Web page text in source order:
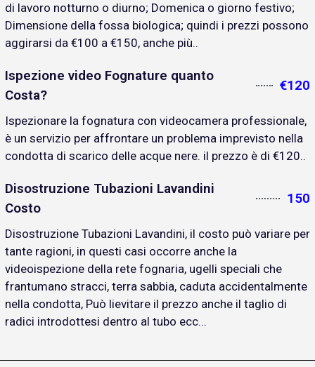
di lavoro notturno o diurno; Domenica o giorno festivo;
Dimensione della fossa biologica; quindi i prezzi possono
aggirarsi da €100 a €150, anche più..
Ispezione video Fognature quanto
Costa?
€120
Ispezionare la fognatura con videocamera professionale,
è un servizio per affrontare un problema imprevisto nella
condotta di scarico delle acque nere. il prezzo è di €120..
Disostruzione Tubazioni Lavandini
Costo
150
Disostruzione Tubazioni Lavandini, il costo può variare per
tante ragioni, in questi casi occorre anche la
videoispezione della rete fognaria, ugelli speciali che
frantumano stracci, terra sabbia, caduta accidentalmente
nella condotta, Può lievitare il prezzo anche il taglio di
radici introdottesi dentro al tubo ecc...